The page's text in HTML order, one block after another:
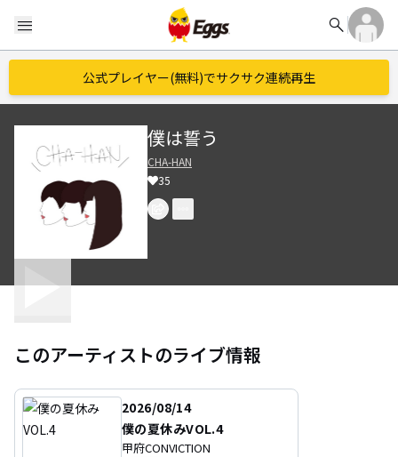
menu search
公式プレイヤー(無料)でサクサク連続再生
僕は誓う
CHA-HAN
35
このアーティストのライブ情報
2026/08/14
僕の夏休みVOL.4
甲府CONVICTION